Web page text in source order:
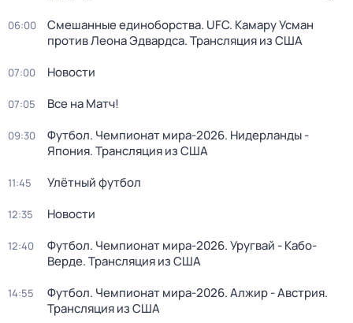
06:00
Смешанные единоборства. UFC. Камару Усман
против Леона Эдвардса. Трансляция из США
07:00 Новости
07:05 Все на Матч!
09:30
Футбол. Чемпионат мира-2026. Нидерланды -
Япония. Трансляция из США
11:45 Улётный футбол
12:35 Новости
12:40
Футбол. Чемпионат мира-2026. Уругвай - Кабо-
Верде. Трансляция из США
14:55
Футбол. Чемпионат мира-2026. Алжир - Австрия.
Трансляция из США